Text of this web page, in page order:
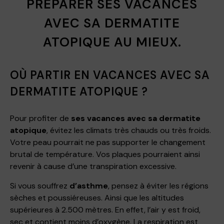
PRÉPARER SES VACANCES
AVEC SA DERMATITE
ATOPIQUE AU MIEUX.
OÙ PARTIR EN VACANCES AVEC SA
DERMATITE ATOPIQUE ?
Pour profiter de ses vacances avec sa dermatite
atopique, évitez les climats très chauds ou très froids.
Votre peau pourrait ne pas supporter le changement
brutal de température. Vos plaques pourraient ainsi
revenir à cause d’une transpiration excessive.
Si vous souffrez d’asthme, pensez à éviter les régions
sèches et poussiéreuses. Ainsi que les altitudes
supérieures à 2.500 mètres. En effet, l’air y est froid,
sec et contient moins d’oxygène. La respiration est